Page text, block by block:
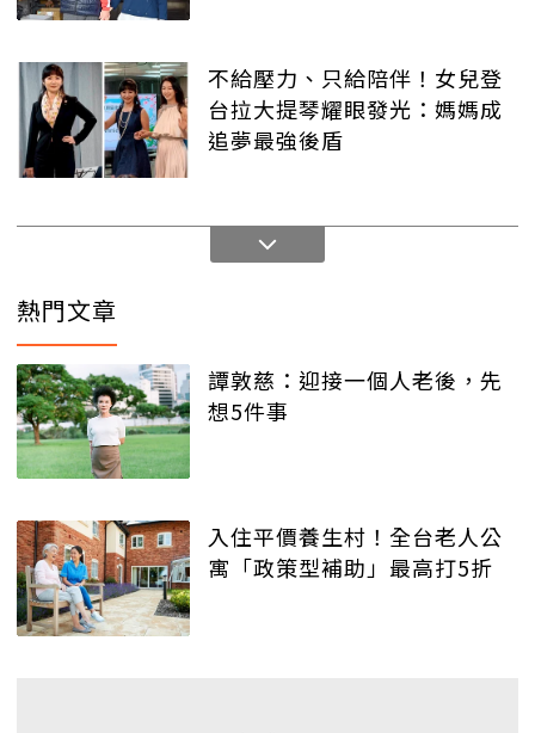
不給壓力、只給陪伴！女兒登
台拉大提琴耀眼發光：媽媽成
追夢最強後盾
熱門文章
譚敦慈：迎接一個人老後，先
想5件事
入住平價養生村！全台老人公
寓「政策型補助」最高打5折